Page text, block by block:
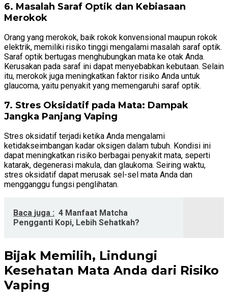
6. Masalah Saraf Optik dan Kebiasaan
Merokok
Orang yang merokok, baik rokok konvensional maupun rokok
elektrik, memiliki risiko tinggi mengalami masalah saraf optik.
Saraf optik bertugas menghubungkan mata ke otak Anda.
Kerusakan pada saraf ini dapat menyebabkan kebutaan. Selain
itu, merokok juga meningkatkan faktor risiko Anda untuk
glaucoma, yaitu penyakit yang memengaruhi saraf optik.
7. Stres Oksidatif pada Mata: Dampak
Jangka Panjang Vaping
Stres oksidatif terjadi ketika Anda mengalami
ketidakseimbangan kadar oksigen dalam tubuh. Kondisi ini
dapat meningkatkan risiko berbagai penyakit mata, seperti
katarak, degenerasi makula, dan glaukoma. Seiring waktu,
stres oksidatif dapat merusak sel-sel mata Anda dan
mengganggu fungsi penglihatan.
Baca juga : 4 Manfaat Matcha
Pengganti Kopi, Lebih Sehatkah?
Bijak Memilih, Lindungi
Kesehatan Mata Anda dari Risiko
Vaping